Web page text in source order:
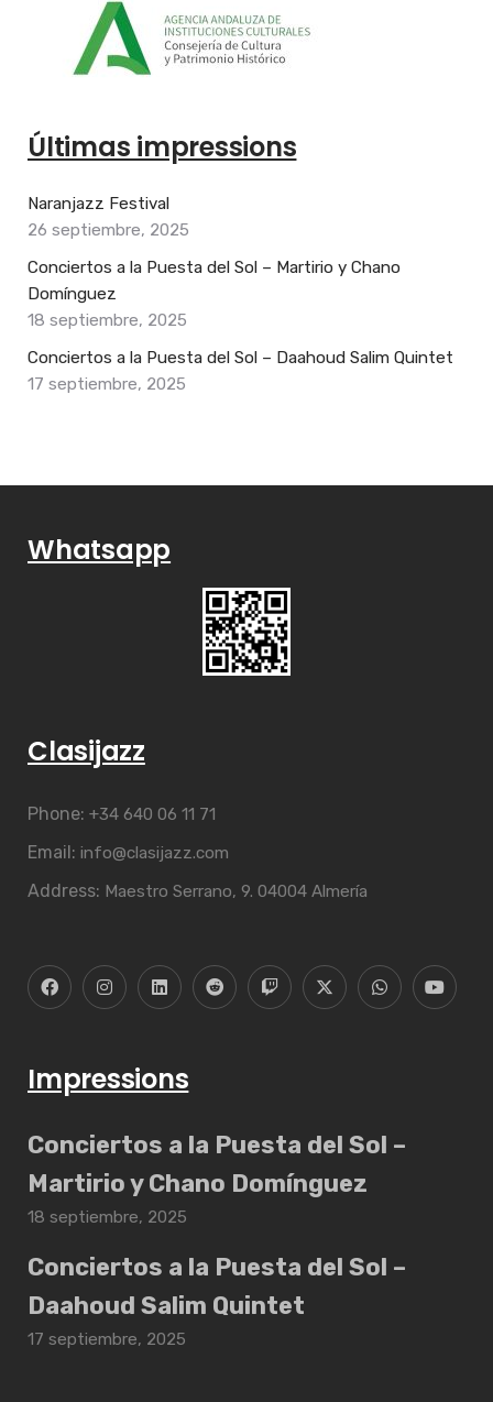
Últimas impressions
Naranjazz Festival
26 septiembre, 2025
Conciertos a la Puesta del Sol – Martirio y Chano
Domínguez
18 septiembre, 2025
Conciertos a la Puesta del Sol – Daahoud Salim Quintet
17 septiembre, 2025
Whatsapp
Clasijazz
Phone: +34 640 06 11 71
Email: info@clasijazz.com
Address: Maestro Serrano, 9. 04004 Almería
Impressions
Conciertos a la Puesta del Sol –
Martirio y Chano Domínguez
18 septiembre, 2025
Conciertos a la Puesta del Sol –
Daahoud Salim Quintet
17 septiembre, 2025